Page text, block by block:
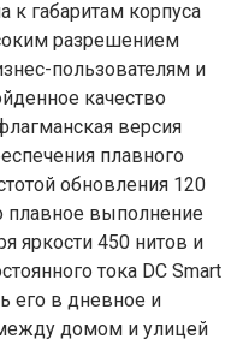
габаритам корпуса
разрешением
пользователям и
качество
версия
плавного
обновления 120
плавное выполнение
яркости 450 нитов и
тока DC Smart
его в дневное и
домом и улицей